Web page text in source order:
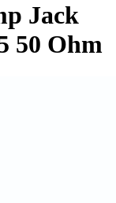
Jack
50 Ohm